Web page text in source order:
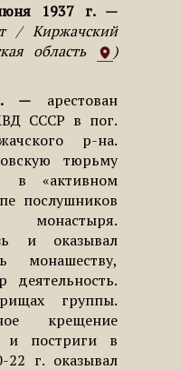
1937 г.
/ Киржачский
область
арестован
СССР в пог.
р-на.
тюрьму
в «активном
послушников
и оказывал
монашеству,
деятельность.
группы.
крещение
и постриги в
22 г. оказывал